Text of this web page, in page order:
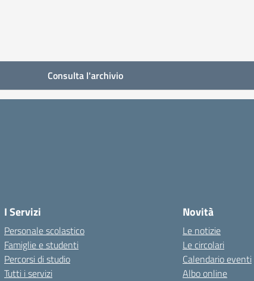
Consulta l'archivio
I Servizi
Personale scolastico
Famiglie e studenti
Percorsi di studio
Tutti i servizi
Novità
Le notizie
Le circolari
Calendario eventi
Albo online